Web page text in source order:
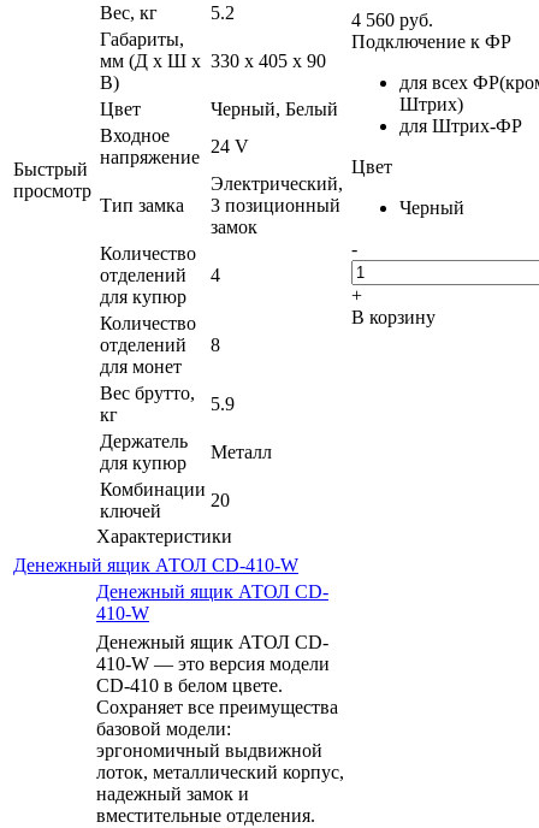
Быстрый
просмотр
Вес, кг
5.2
Габариты,
мм (Д x Ш x
В)
330 x 405 x 90
Цвет
Черный, Белый
Входное
напряжение
24 V
Тип замка
Электрический,
3 позиционный
замок
Количество
отделений
для купюр
4
Количество
отделений
для монет
8
Вес брутто,
кг
5.9
Держатель
для купюр
Металл
Комбинации
ключей
20
Характеристики
4 560 руб.
Подключение к ФР
для всех
Штрих)
для Штрих-ФР
Цвет
Черный
-
+
В корзину
Денежный ящик АТОЛ CD-410-W
Денежный ящик АТОЛ CD-
410-W
Денежный ящик АТОЛ CD-
410-W — это версия модели
CD-410 в белом цвете.
Сохраняет все преимущества
базовой модели:
эргономичный выдвижной
лоток, металлический корпус,
надежный замок и
вместительные отделения.